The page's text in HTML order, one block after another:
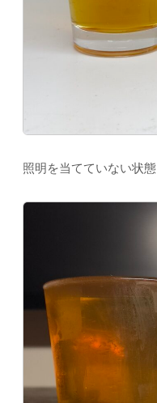
照明を当てていない状態